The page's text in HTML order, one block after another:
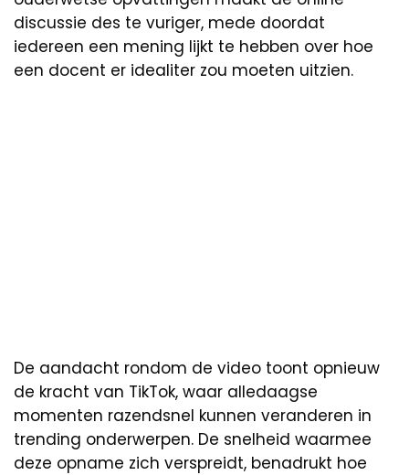
discussie des te vuriger, mede doordat
iedereen een mening lijkt te hebben over hoe
een docent er idealiter zou moeten uitzien.
De aandacht rondom de video toont opnieuw
de kracht van TikTok, waar alledaagse
momenten razendsnel kunnen veranderen in
trending onderwerpen. De snelheid waarmee
deze opname zich verspreidt, benadrukt hoe